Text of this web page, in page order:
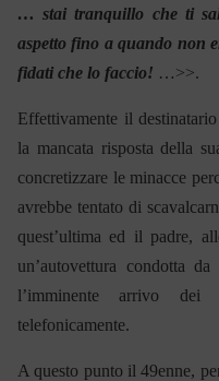
… stai tranquillo che ti
aspetto fino a quando non
fidati che lo faccio! …>>.
Effettivamente il
la mancata risposta della
concretizzare le minacce
avrebbe tentato di
quest’ultima ed il padre,
un’autovettura condotta
l’imminente arrivo dei
telefonicamente.
A questo punto il 49enne,